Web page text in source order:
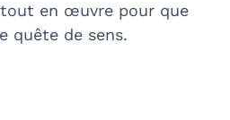
en œuvre pour que
quête de sens.